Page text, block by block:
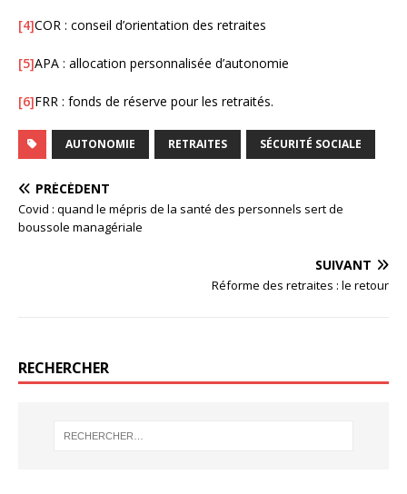
[4]COR : conseil d’orientation des retraites
[5]APA : allocation personnalisée d’autonomie
[6]FRR : fonds de réserve pour les retraités.
AUTONOMIE RETRAITES SÉCURITÉ SOCIALE
PRÉCÉDENT
Covid : quand le mépris de la santé des personnels sert de
boussole managériale
SUIVANT
Réforme des retraites : le retour
RECHERCHER